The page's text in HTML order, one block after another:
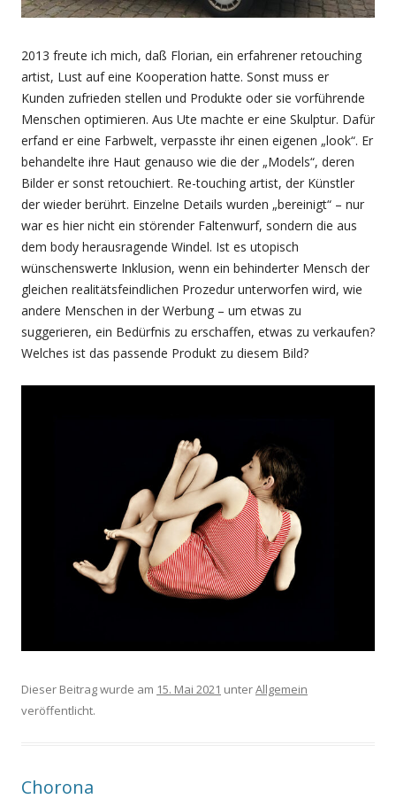
2013 freute ich mich, daß Florian, ein erfahrener retouching
artist, Lust auf eine Kooperation hatte. Sonst muss er
Kunden zufrieden stellen und Produkte oder sie vorführende
Menschen optimieren. Aus Ute machte er eine Skulptur. Dafür
erfand er eine Farbwelt, verpasste ihr einen eigenen „look“. Er
behandelte ihre Haut genauso wie die der „Models“, deren
Bilder er sonst retouchiert. Re-touching artist, der Künstler
der wieder berührt. Einzelne Details wurden „bereinigt“ – nur
war es hier nicht ein störender Faltenwurf, sondern die aus
dem body herausragende Windel. Ist es utopisch
wünschenswerte Inklusion, wenn ein behinderter Mensch der
gleichen realitätsfeindlichen Prozedur unterworfen wird, wie
andere Menschen in der Werbung – um etwas zu
suggerieren, ein Bedürfnis zu erschaffen, etwas zu verkaufen?
Welches ist das passende Produkt zu diesem Bild?
Dieser Beitrag wurde am 15. Mai 2021 unterAllgemein
veröffentlicht.
Chorona